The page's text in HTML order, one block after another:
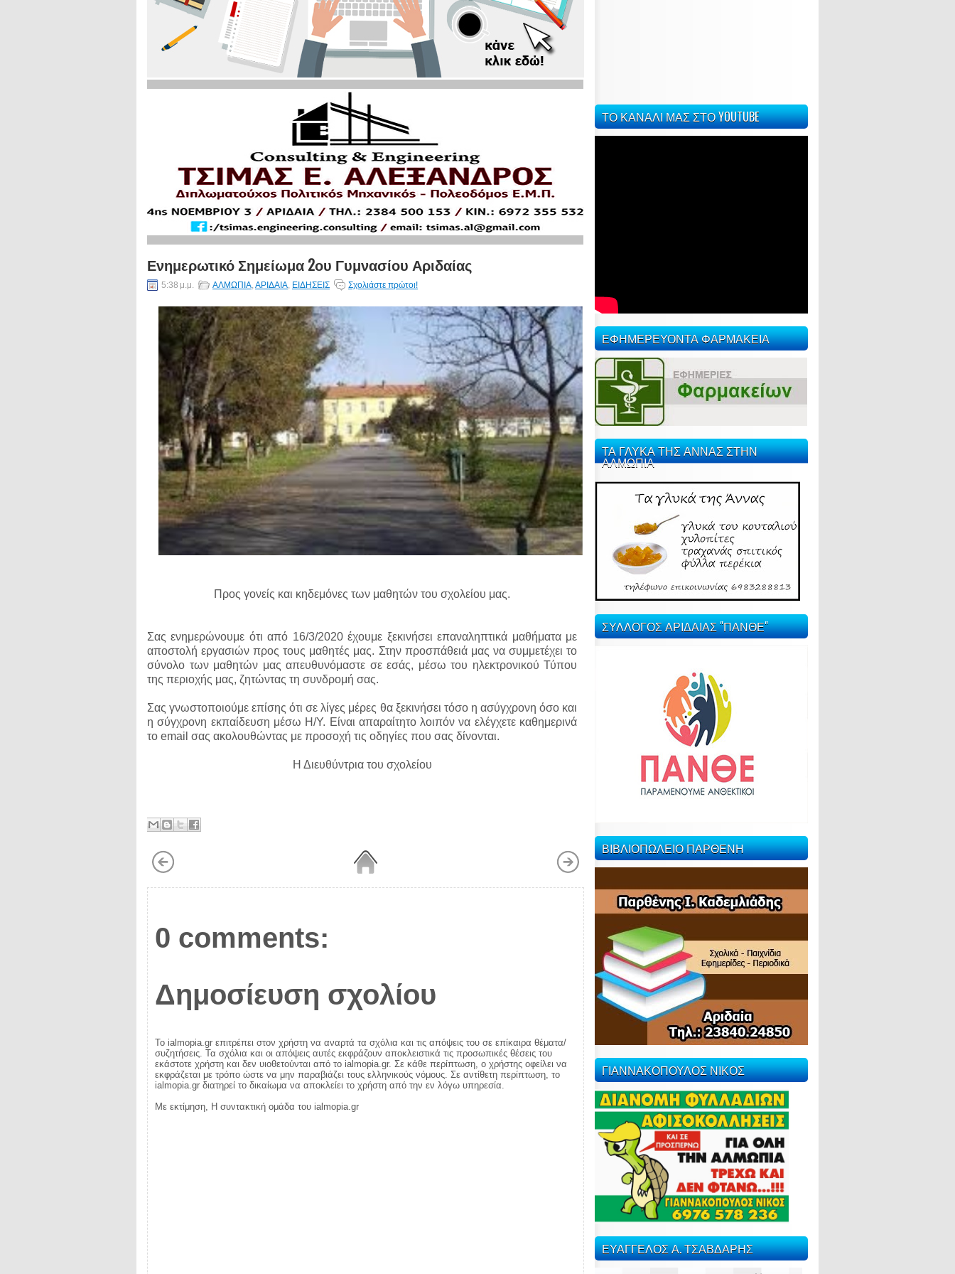
Ενημερωτικό Σημείωμα 2ου Γυμνασίου Αριδαίας
5:38 μ.μ. ΑΛΜΩΠΙΑ,ΑΡΙΔΑΙΑ, ΕΙΔΗΣΕΙΣ Σχολιάστε πρώτοι!
Προς γονείς και κηδεμόνες των μαθητών του σχολείου μας.
Σας ενημερώνουμε ότι από 16/3/2020 έχουμε ξεκινήσει επαναληπτικά μαθήματα με
αποστολή εργασιών προς τους μαθητές μας. Στην προσπάθειά μας να συμμετέχει το
σύνολο των μαθητών μας απευθυνόμαστε σε εσάς, μέσω του ηλεκτρονικού Τύπου
της περιοχής μας, ζητώντας τη συνδρομή σας.
Σας γνωστοποιούμε επίσης ότι σε λίγες μέρες θα ξεκινήσει τόσο η ασύγχρονη όσο και
η σύγχρονη εκπαίδευση μέσω Η/Υ. Είναι απαραίτητο λοιπόν να ελέγχετε καθημερινά
το email σας ακολουθώντας με προσοχή τις οδηγίες που σας δίνονται.
Η Διευθύντρια του σχολείου
0 comments:
Δημοσίευση σχολίου
Το ialmopia.gr επιτρέπει στον χρήστη να αναρτά τα σχόλια και τις απόψεις του σε επίκαιρα θέματα/
συζητήσεις. Τα σχόλια και οι απόψεις αυτές εκφράζουν αποκλειστικά τις προσωπικές θέσεις του
εκάστοτε χρήστη και δεν υιοθετούνται από το ialmopia.gr. Σε κάθε περίπτωση, ο χρήστης οφείλει να
εκφράζεται με τρόπο ώστε να μην παραβιάζει τους ελληνικούς νόμους. Σε αντίθετη περίπτωση, το
ialmopia.gr διατηρεί το δικαίωμα να αποκλείει το χρήστη από την εν λόγω υπηρεσία.
Με εκτίμηση, Η συντακτική ομάδα του ialmopia.gr
ΤΟ ΚΑΝΑΛΙ ΜΑΣ ΣΤΟ YOUTUBE
ΕΦΗΜΕΡΕΥΟΝΤΑ ΦΑΡΜΑΚΕΙΑ
ΤΑ ΓΛΥΚΑ ΤΗΣ ΑΝΝΑΣ ΣΤΗΝ
ΑΛΜΩΠΙΑ
ΣΥΛΛΟΓΟΣ ΑΡΙΔΑΙΑΣ "ΠΑΝΘΕ"
ΒΙΒΛΙΟΠΩΛΕΙΟ ΠΑΡΘΕΝΗ
ΓΙΑΝΝΑΚΟΠΟΥΛΟΣ ΝΙΚΟΣ
ΕΥΑΓΓΕΛΟΣ Α. ΤΣΑΒΔΑΡΗΣ